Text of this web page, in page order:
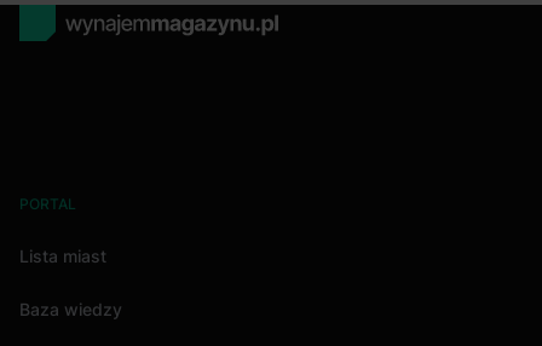
PORTAL
Lista miast
Baza wiedzy